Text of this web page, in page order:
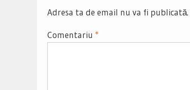
Adresa ta de email nu va fi publicată.
Comentariu *